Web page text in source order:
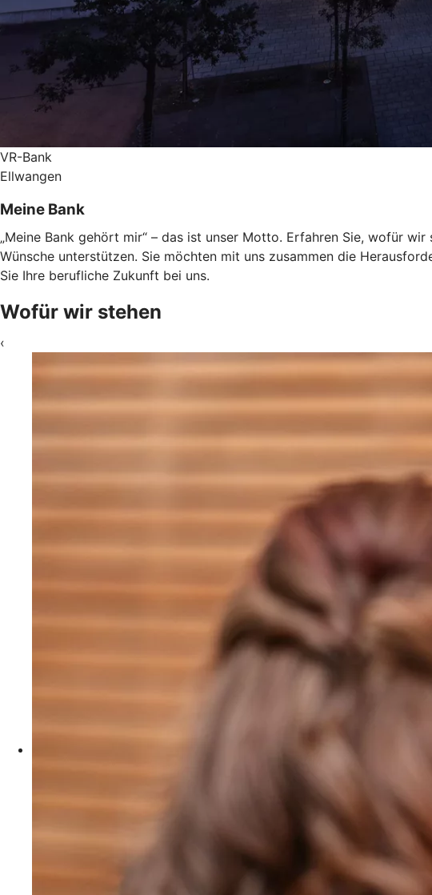
VR-Bank
Ellwangen
Meine Bank
„Meine Bank gehört mir“ – das ist unser Motto. Erfahren Sie, wofür
Wünsche unterstützen. Sie möchten mit uns zusammen die
Sie Ihre berufliche Zukunft bei uns.
Wofür wir stehen
‹